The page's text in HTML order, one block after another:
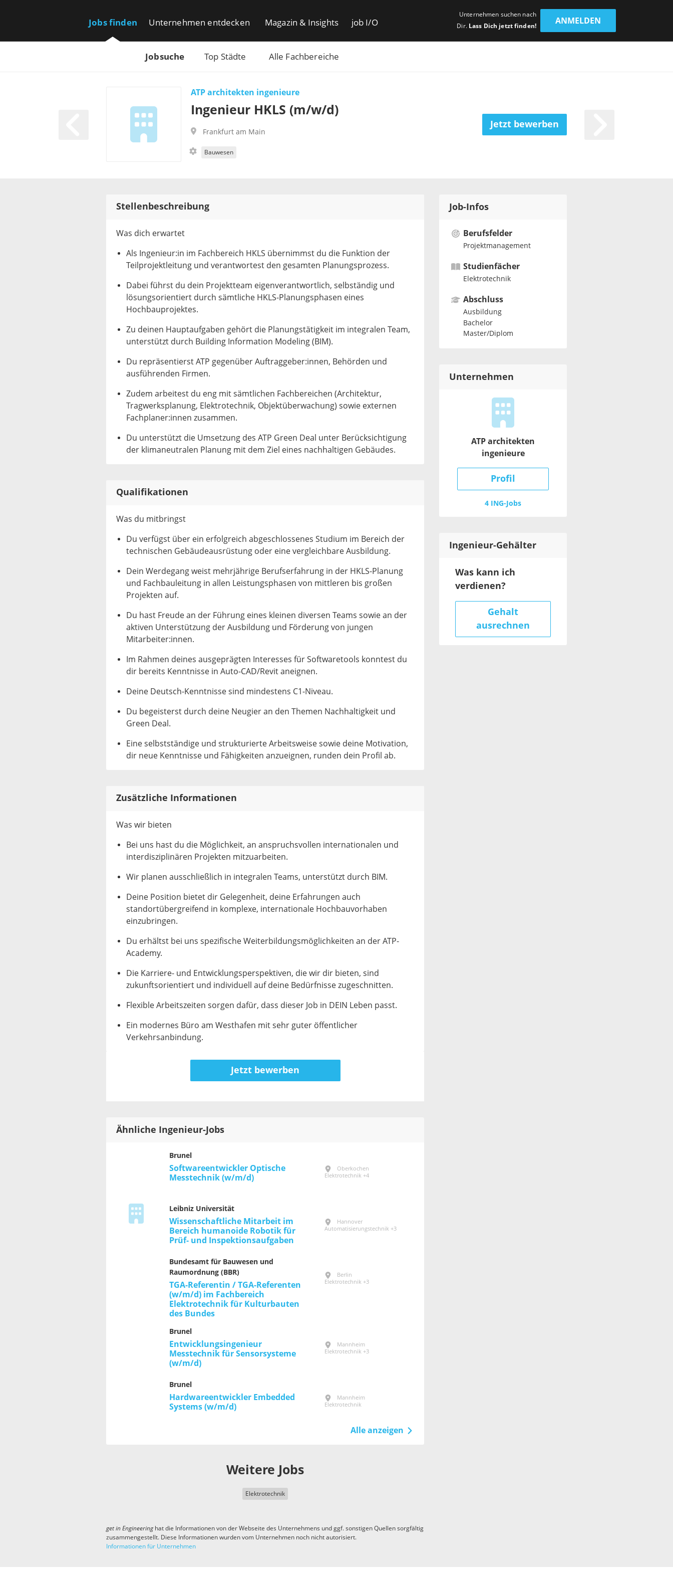
Jobs finden
Jobsuche Top Städte Alle Fachbereiche
Unternehmen entdecken Magazin & Insights job I/O
Unternehmen suchen nach
Dir. Lass Dich jetzt finden!
ANMELDEN
ATP architekten ingenieure
Ingenieur HKLS (m/w/d)
Frankfurt am Main
Bauwesen
Jetzt bewerben
Stellenbeschreibung
Was dich erwartet
Als Ingenieur:in im Fachbereich HKLS übernimmst du die Funktion der
Teilprojektleitung und verantwortest den gesamten Planungsprozess.
Dabei führst du dein Projektteam eigenverantwortlich, selbständig und
lösungsorientiert durch sämtliche HKLS-Planungsphasen eines
Hochbauprojektes.
Zu deinen Hauptaufgaben gehört die Planungstätigkeit im integralen Team,
unterstützt durch Building Information Modeling (BIM).
Du repräsentierst ATP gegenüber Auftraggeber:innen, Behörden und
ausführenden Firmen.
Zudem arbeitest du eng mit sämtlichen Fachbereichen (Architektur,
Tragwerksplanung, Elektrotechnik, Objektüberwachung) sowie externen
Fachplaner:innen zusammen.
Du unterstützt die Umsetzung des ATP Green Deal unter Berücksichtigung
der klimaneutralen Planung mit dem Ziel eines nachhaltigen Gebäudes.
Qualifikationen
Was du mitbringst
Du verfügst über ein erfolgreich abgeschlossenes Studium im Bereich der
technischen Gebäudeausrüstung oder eine vergleichbare Ausbildung.
Dein Werdegang weist mehrjährige Berufserfahrung in der HKLS-Planung
und Fachbauleitung in allen Leistungsphasen von mittleren bis großen
Projekten auf.
Du hast Freude an der Führung eines kleinen diversen Teams sowie an der
aktiven Unterstützung der Ausbildung und Förderung von jungen
Mitarbeiter:innen.
Im Rahmen deines ausgeprägten Interesses für Softwaretools konntest du
dir bereits Kenntnisse in Auto-CAD/Revit aneignen.
Deine Deutsch-Kenntnisse sind mindestens C1-Niveau.
Du begeisterst durch deine Neugier an den Themen Nachhaltigkeit und
Green Deal.
Eine selbstständige und strukturierte Arbeitsweise sowie deine Motivation,
dir neue Kenntnisse und Fähigkeiten anzueignen, runden dein Profil ab.
Zusätzliche Informationen
Was wir bieten
Bei uns hast du die Möglichkeit, an anspruchsvollen internationalen und
interdisziplinären Projekten mitzuarbeiten.
Wir planen ausschließlich in integralen Teams, unterstützt durch BIM.
Deine Position bietet dir Gelegenheit, deine Erfahrungen auch
standortübergreifend in komplexe, internationale Hochbauvorhaben
einzubringen.
Du erhältst bei uns spezifische Weiterbildungsmöglichkeiten an der ATP-
Academy.
Die Karriere- und Entwicklungsperspektiven, die wir dir bieten, sind
zukunftsorientiert und individuell auf deine Bedürfnisse zugeschnitten.
Flexible Arbeitszeiten sorgen dafür, dass dieser Job in DEIN Leben passt.
Ein modernes Büro am Westhafen mit sehr guter öffentlicher
Verkehrsanbindung.
Jetzt bewerben
Job-Infos
Berufsfelder
Projektmanagement
Studienfächer
Elektrotechnik
Abschluss
Ausbildung
Bachelor
Master/Diplom
Unternehmen
ATP architekten
ingenieure
Profil
4 ING-Jobs
Ingenieur-Gehälter
Was kann ich
verdienen?
Gehalt
ausrechnen
Ähnliche Ingenieur-Jobs
Brunel
Softwareentwickler Optische
Messtechnik (w/m/d)
Oberkochen
Elektrotechnik +4
Leibniz Universität
Wissenschaftliche Mitarbeit im
Bereich humanoide Robotik für
Prüf- und Inspektionsaufgaben
Hannover
Automatisierungstechnik +3
Bundesamt für Bauwesen und
Raumordnung (BBR)
TGA-Referentin / TGA-Referenten
(w/m/d) im Fachbereich
Elektrotechnik für Kultur­bauten
des Bundes
Berlin
Elektrotechnik +3
Brunel
Entwicklungsingenieur
Messtechnik für Sensorsysteme
(w/m/d)
Mannheim
Elektrotechnik +3
Brunel
Hardwareentwickler Embedded
Systems (w/m/d)
Mannheim
Elektrotechnik
Alle anzeigen
Weitere Jobs
Elektrotechnik
get in Engineeringhat die Informationen von der Webseite des Unternehmens und ggf. sonstigen Quellen sorgfältig
zusammengestellt. Diese Informationen wurden vom Unternehmen noch nicht autorisiert.
Informationen für Unternehmen